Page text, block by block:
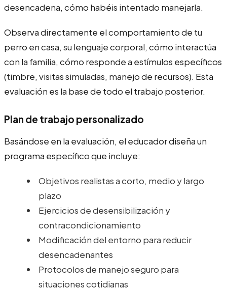
desencadena, cómo habéis intentado manejarla.
Observa directamente el comportamiento de tu
perro en casa, su lenguaje corporal, cómo interactúa
con la familia, cómo responde a estímulos específicos
(timbre, visitas simuladas, manejo de recursos). Esta
evaluación es la base de todo el trabajo posterior.
Plan de trabajo personalizado
Basándose en la evaluación, el educador diseña un
programa específico que incluye:
Objetivos realistas a corto, medio y largo
plazo
Ejercicios de desensibilización y
contracondicionamiento
Modificación del entorno para reducir
desencadenantes
Protocolos de manejo seguro para
situaciones cotidianas